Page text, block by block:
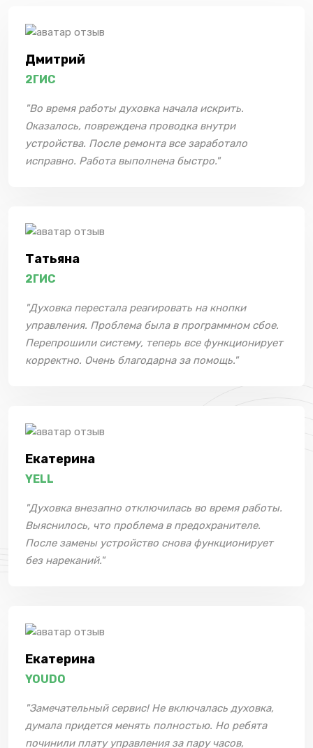
Дмитрий
2ГИС
"Во время работы духовка начала искрить.
Оказалось, повреждена проводка внутри
устройства. После ремонта все заработало
исправно. Работа выполнена быстро."
Татьяна
2ГИС
"Духовка перестала реагировать на кнопки
управления. Проблема была в программном сбое.
Перепрошили систему, теперь все функционирует
корректно. Очень благодарна за помощь."
Екатерина
YELL
"Духовка внезапно отключилась во время работы.
Выяснилось, что проблема в предохранителе.
После замены устройство снова функционирует
без нареканий."
Екатерина
YOUDO
"Замечательный сервис! Не включалась духовка,
думала придется менять полностью. Но ребята
починили плату управления за пару часов,